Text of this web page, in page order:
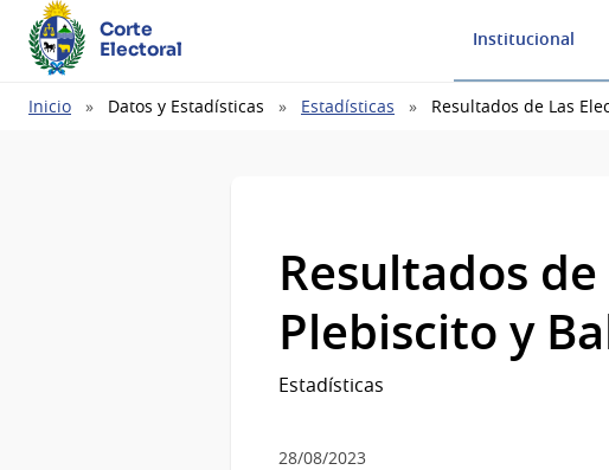
Corte
Electoral
Institucional
Ruta
Inicio Datos y Estadísticas Estadísticas Resultados de Las
Resultados
Plebiscito y
Estadísticas
28/08/2023